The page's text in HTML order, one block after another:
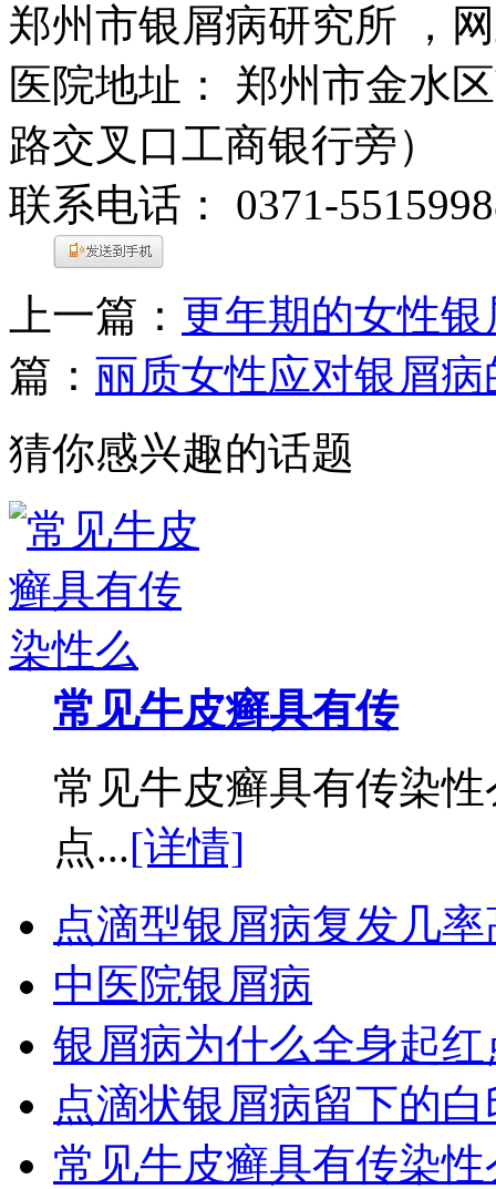
郑州市银屑病研究所 ，
医院地址： 郑州市金水
路交叉口工商银行旁）
联系电话： 0371-
上一篇： 更年期的女性
篇： 丽质女性应对银屑病
猜你感兴趣的话题
常见牛皮癣具有传
常见牛皮癣具有传染
点...[详情]
点滴型银屑病复发几
中医院银屑病
银屑病为什么全身起红
点滴状银屑病留下的白
常见牛皮癣具有传染性